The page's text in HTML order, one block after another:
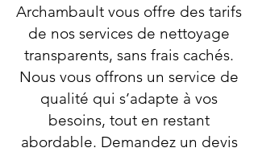
Archambault vous offre des tarifs
de nos services de nettoyage
transparents, sans frais cachés.
Nous vous offrons un service de
qualité qui s’adapte à vos
besoins, tout en restant
abordable. Demandez un devis